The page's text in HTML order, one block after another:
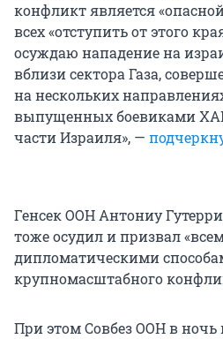
конфликт является
всех «отступить от этого
осуждаю нападение на
вблизи сектора Газа,
на нескольких
выпущенных боевиками
части Израиля», —
Генсек ООН Антониу
тоже осудил и призвал
дипломатическими
крупномасштабного
При этом Совбез ООН в ночь